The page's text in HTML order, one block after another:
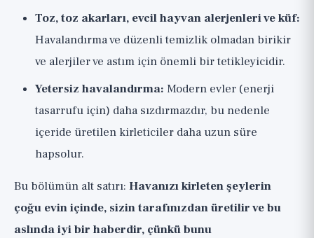
Toz, toz akarları, evcil hayvan alerjenleri ve küf:
Havalandırma ve düzenli temizlik olmadan birikir
ve alerjiler ve astım için önemli bir tetikleyicidir.
Yetersiz havalandırma: Modern evler (enerji
tasarrufu için) daha sızdırmazdır, bu nedenle
içeride üretilen kirleticiler daha uzun süre
hapsolur.
Bu bölümün alt satırı: Havanızı kirleten şeylerin
çoğu evin içinde, sizin tarafınızdan üretilir ve bu
aslında iyi bir haberdir, çünkü bunu